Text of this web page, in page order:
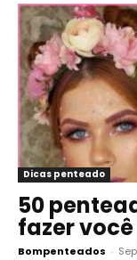
Dicas penteado
50
fazer
Bompenteados -